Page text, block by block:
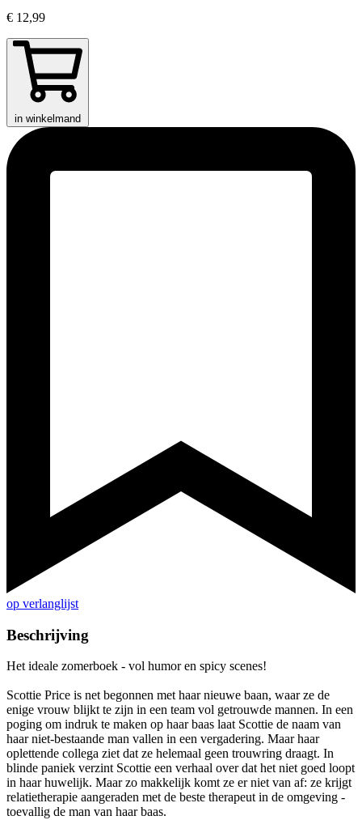
€ 12,99
in winkelmand
op verlanglijst
Beschrijving
Het ideale zomerboek - vol humor en spicy scenes!
Scottie Price is net begonnen met haar nieuwe baan, waar ze de
enige vrouw blijkt te zijn in een team vol getrouwde mannen. In een
poging om indruk te maken op haar baas laat Scottie de naam van
haar niet-bestaande man vallen in een vergadering. Maar haar
oplettende collega ziet dat ze helemaal geen trouwring draagt. In
blinde paniek verzint Scottie een verhaal over dat het niet goed loopt
in haar huwelijk. Maar zo makkelijk komt ze er niet van af: ze krijgt
relatietherapie aangeraden met de beste therapeut in de omgeving -
toevallig de man van haar baas.